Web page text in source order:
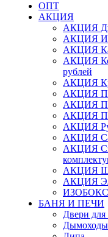
ОПТ
АКЦИЯ
АКЦИЯ
АКЦИЯ
АКЦИЯ
АКЦИЯ
рублей
АКЦИЯ
АКЦИЯ
АКЦИЯ
АКЦИЯ
АКЦИЯ
АКЦИЯ
АКЦИЯ
АКЦИЯ
АКЦИЯ
ИЗОБОКС
БАНЯ И ПЕЧИ
Двери для
Дымоходы